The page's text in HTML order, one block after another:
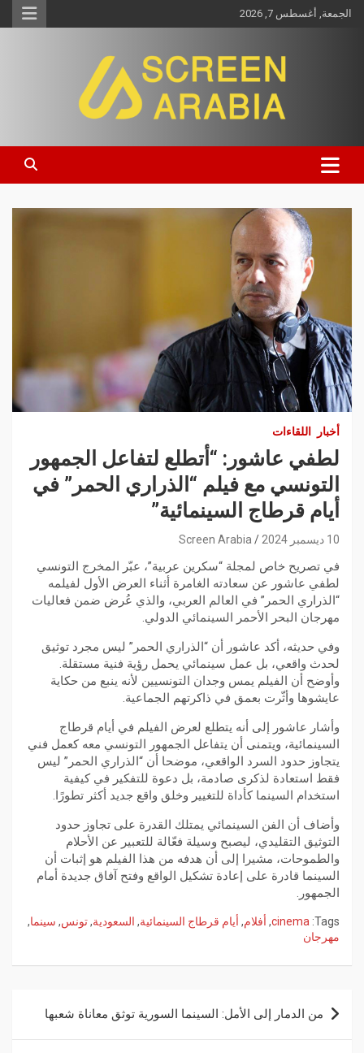
الجمعة, أغسطس 7, 2026
Screen Arabia
أخبار اللقاءات
لطفي عاشور: “أتطلع لتفاعل الجمهور
التونسي مع فيلم “الذراري الحمر” في
أيام قرطاج السينمائية”
10 ديسمبر 2024 Screen Arabia
في تصريح خاص لمجلة “سكرين عربية”، عبّر المخرج التونسي
لطفي عاشور عن سعادته الغامرة أثناء العرض الأول لفيلمه
“الذراري الحمر” في العالم العربي، والذي عُرض ضمن فعاليات
مهرجان البحر الأحمر السينمائي الدولي.
وفي حديثه، أكد عاشور أن “الذراري الحمر” ليس مجرد توثيق
لحدث واقعي، بل عمل سينمائي يحمل رؤية فنية مستقلة.
وأوضح أن الفيلم يمس وجدان التونسيين لأنه ينبع من حكاية
عايشوها وأثّرت بعمق في ذاكرتهم الجماعية.
وأشار عاشور إلى أنه يتطلع لعرض الفيلم في أيام قرطاج
السينمائية، ويتمنى أن يتفاعل الجمهور التونسي معه كعمل فني
يتجاوز حدود السرد الواقعي، موضحا أن “الذراري الحمر” ليس
فقط استعادة لذكرى صادمة، بل دعوة للتفكير في كيفية
استخدام السينما كأداة للتغيير وخلق واقع جديد أكثر تطورًا.
وأضاف أن الفن السينمائي يمتلك القدرة على تجاوز حدود
التوثيق التقليدي، ليصبح وسيلة فعّالة للتعبير عن الأحلام
والطموحات، مشيرا إلى أن هدفه من هذا الفيلم هو إثبات أن
السينما قادرة على إعادة تشكيل الواقع وفتح آفاق جديدة أمام
الجمهور.
Tags:
cinema
, أفلام, أيام قرطاج السينمائية, السعودية,تونس, سينما,
مهرجان
من الدمار إلى الأمل: السينما السورية توثق معاناة شعبها